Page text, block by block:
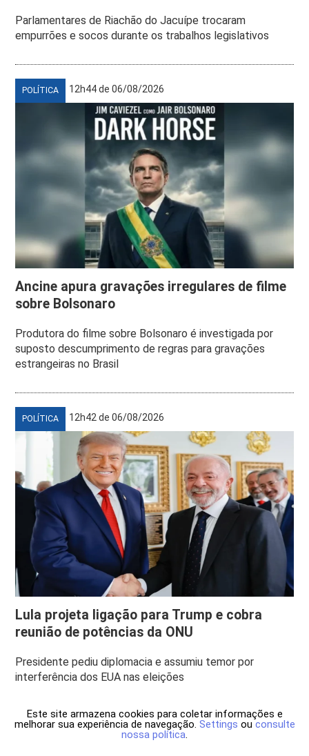
Parlamentares de Riachão do Jacuípe trocaram
empurrões e socos durante os trabalhos legislativos
POLÍTICA 12h44 de 06/08/2026
Ancine apura gravações irregulares de filme
sobre Bolsonaro
Produtora do filme sobre Bolsonaro é investigada por
suposto descumprimento de regras para gravações
estrangeiras no Brasil
POLÍTICA 12h42 de 06/08/2026
Lula projeta ligação para Trump e cobra
reunião de potências da ONU
Presidente pediu diplomacia e assumiu temor por
interferência dos EUA nas eleições
Este site armazena cookies para coletar informações e
melhorar sua experiência de navegação. Settings ou consulte
nossa política.